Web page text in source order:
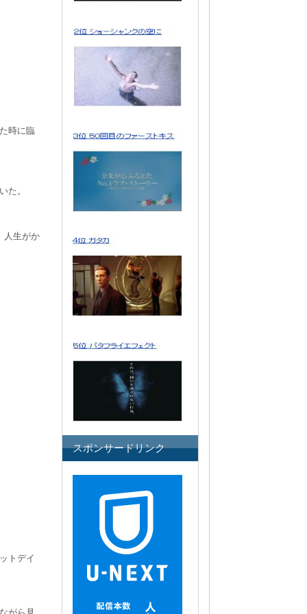
時に臨
た。
人生がか
トデイ
スポンサードリンク